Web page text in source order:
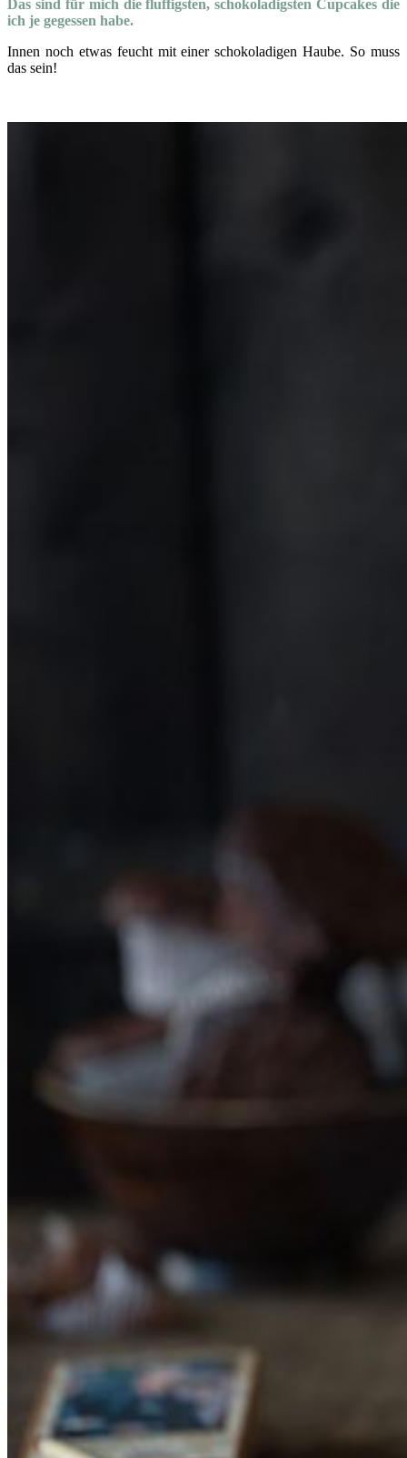
Das sind für mich die fluffigsten, schokoladigsten Cupcakes die
ich je gegessen habe.
Innen noch etwas feucht mit einer schokoladigen Haube. So muss
das sein!